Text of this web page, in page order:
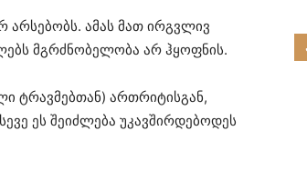
არსებობს. ამას მათ ირგვლივ
მგრძნობელობა არ ჰყოფნის.
ტრავმებთან) ართრიტისგან,
ეს შეიძლება უკავშირდებოდეს